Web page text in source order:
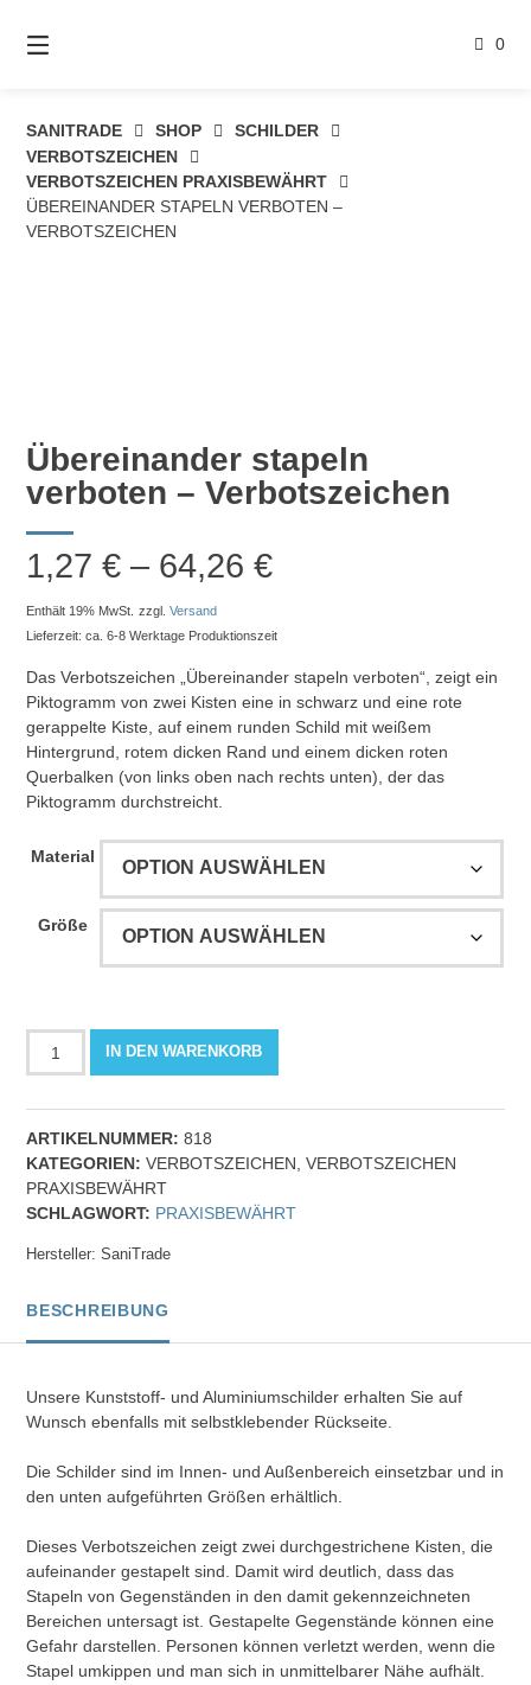
zum
Inhalt
0
SANITRADE SHOP
SCHILDER
VERBOTSZEICHEN
VERBOTSZEICHEN PRAXISBEWÄHRT
ÜBEREINANDER STAPELN VERBOTEN –
VERBOTSZEICHEN
Übereinander stapeln
verboten – Verbotszeichen
1,27€ – 64,26€Preisspanne:
bis
64,26 €
Enthält 19% MwSt. zzgl.Versand
Lieferzeit: ca. 6-8 Werktage Produktionszeit
Das Verbotszeichen „Übereinander stapeln verboten“, zeigt ein
Piktogramm von zwei Kisten eine in schwarz und eine rote
gerappelte Kiste, auf einem runden Schild mit weißem
Hintergrund, rotem dicken Rand und einem dicken roten
Querbalken (von links oben nach rechts unten), der das
Piktogramm durchstreicht.
Material
Größe
Übereinander
stapeln
-
Verbotszeichen
Menge
IN DEN WARENKORB
ARTIKELNUMMER: 818
KATEGORIEN: VERBOTSZEICHEN,VERBOTSZEICHEN
PRAXISBEWÄHRT
SCHLAGWORT: PRAXISBEWÄHRT
Hersteller:SaniTrade
BESCHREIBUNG
Unsere Kunststoff- und Aluminiumschilder erhalten Sie auf
Wunsch ebenfalls mit selbstklebender Rückseite.
Die Schilder sind im Innen- und Außenbereich einsetzbar und in
den unten aufgeführten Größen erhältlich.
Dieses Verbotszeichen zeigt zwei durchgestrichene Kisten, die
aufeinander gestapelt sind. Damit wird deutlich, dass das
Stapeln von Gegenständen in den damit gekennzeichneten
Bereichen untersagt ist. Gestapelte Gegenstände können eine
Gefahr darstellen. Personen können verletzt werden, wenn die
Stapel umkippen und man sich in unmittelbarer Nähe aufhält.